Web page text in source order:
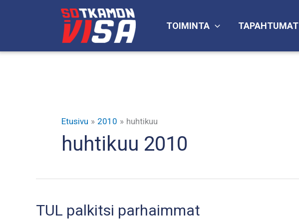
TOIMINTA TAPAHTUMAT
Etusivu 2010 huhtikuu
huhtikuu 2010
TUL palkitsi parhaimmat